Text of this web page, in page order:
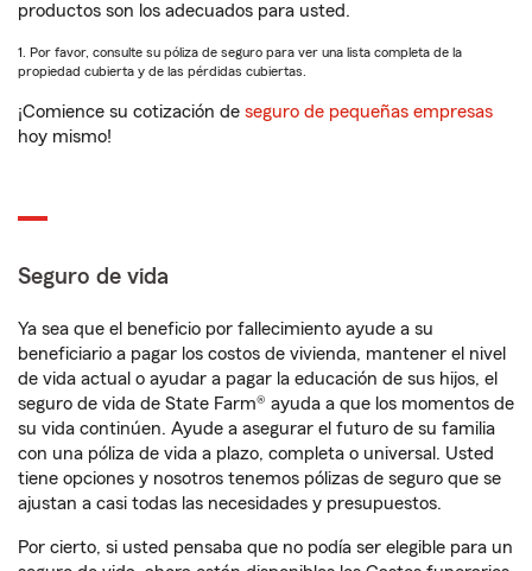
productos son los adecuados para usted.
1. Por favor, consulte su póliza de seguro para ver una lista completa de la
propiedad cubierta y de las pérdidas cubiertas.
¡Comience su cotización de seguro de pequeñas empresas
hoy mismo!
Seguro de vida
Ya sea que el beneficio por fallecimiento ayude a su
beneficiario a pagar los costos de vivienda, mantener el nivel
de vida actual o ayudar a pagar la educación de sus hijos, el
seguro de vida de State Farm® ayuda a que los momentos de
su vida continúen. Ayude a asegurar el futuro de su familia
con una póliza de vida a plazo, completa o universal. Usted
tiene opciones y nosotros tenemos pólizas de seguro que se
ajustan a casi todas las necesidades y presupuestos.
Por cierto, si usted pensaba que no podía ser elegible para un